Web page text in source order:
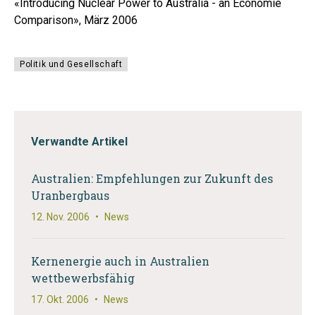
«Introducing Nuclear Power to Australia - an Economie
Comparison», März 2006
Politik und Gesellschaft
Verwandte Artikel
Australien: Empfehlungen zur Zukunft des
Uranbergbaus
12. Nov. 2006 • News
Kernenergie auch in Australien
wettbewerbsfähig
17. Okt. 2006 • News